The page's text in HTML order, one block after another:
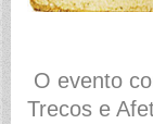
O evento
Trecos e